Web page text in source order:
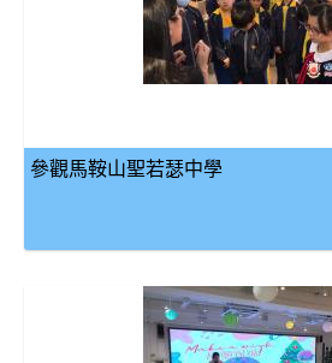
參觀馬鞍山聖若瑟中學